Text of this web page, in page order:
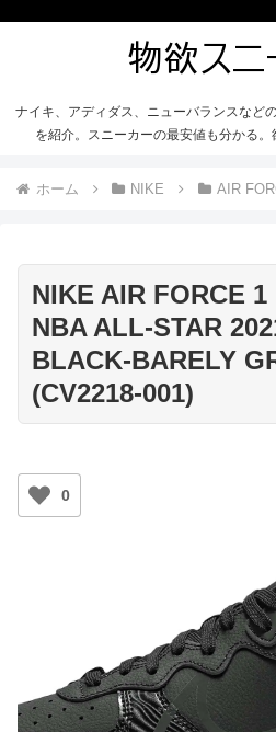
ナイキ、アディダス、ニューバランスなど
を紹介。スニーカーの最安値も分かる
ホーム NIKE AIR
NIKE AIR FORCE 1
NBA ALL-STAR
BLACK-BARELY
(CV2218-001)
0